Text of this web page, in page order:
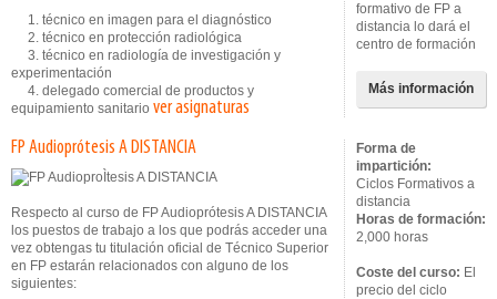
1. técnico en imagen para el diagnóstico
2. técnico en protección radiológica
3. técnico en radiología de investigación y
experimentación
4. delegado comercial de productos y
equipamiento sanitario ver asignaturas
formativo de FP a
distancia lo dará el
centro de formación
Más información
FP Audioprótesis A DISTANCIA
Respecto al curso de FP Audioprótesis A DISTANCIA
los puestos de trabajo a los que podrás acceder una
vez obtengas tu titulación oficial de Técnico Superior
en FP estarán relacionados con alguno de los
siguientes:
Forma de
impartición:
Ciclos Formativos a
distancia
Horas de formación:
2,000 horas
Coste del curso: El
precio del ciclo